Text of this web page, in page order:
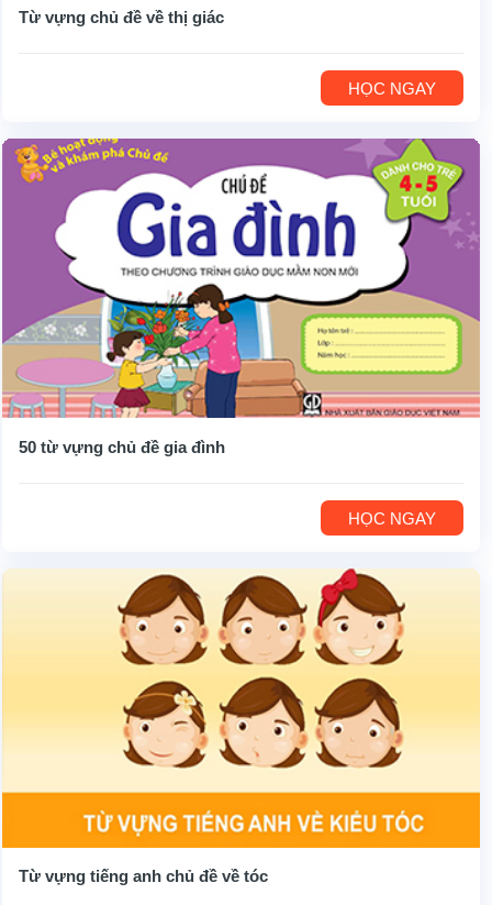
Từ vựng chủ đề về thị giác
HỌC NGAY
50 từ vựng chủ đề gia đình
HỌC NGAY
Từ vựng tiếng anh chủ đề về tóc